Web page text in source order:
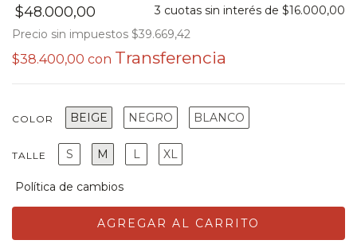
$48.000,00 3 cuotas sin interés de $16.000,00
Precio sin impuestos $39.669,42
$38.400,00 con
COLOR BEIGE NEGRO BLANCO
TALLE S M L XL